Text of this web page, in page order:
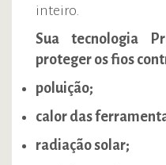
inteiro.
Sua tecnologia
proteger os fios
poluição;
calor das
radiação solar;